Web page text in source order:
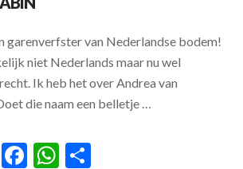
garenverfster van Nederlandse bodem!
niet Nederlands maar nu wel
Ik heb het over Andrea van
die naam een belletje …
F
W